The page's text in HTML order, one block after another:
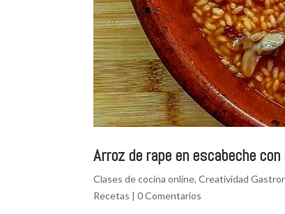
Arroz de rape en escabeche
Clases de cocina online,Creatividad
Recetas |0 Comentarios